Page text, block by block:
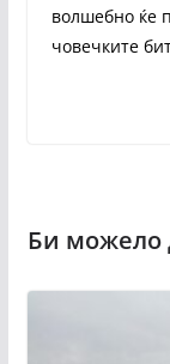
волшебно ќе
човечките